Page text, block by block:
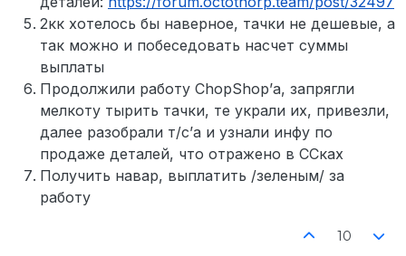
2кк хотелось бы наверное, тачки не дешевые, а
так можно и побеседовать насчет суммы
выплаты
Продолжили работу ChopShop’а, запрягли
мелкоту тырить тачки, те украли их, привезли,
далее разобрали т/с’а и узнали инфу по
продаже деталей, что отражено в ССках
Получить навар, выплатить /зеленым/ за
работу
10